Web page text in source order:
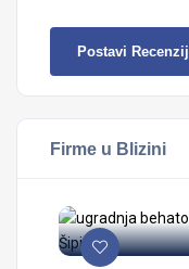
Postavi
Firme u Blizini